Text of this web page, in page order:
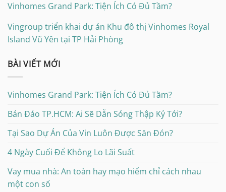
Vinhomes Grand Park: Tiện Ích Có Đủ Tầm?
Vingroup triển khai dự án Khu đô thị Vinhomes Royal
Island Vũ Yên tại TP Hải Phòng
BÀI VIẾT MỚI
Vinhomes Grand Park: Tiện Ích Có Đủ Tầm?
Bán Đảo TP.HCM: Ai Sẽ Dẫn Sóng Thập Kỷ Tới?
Tại Sao Dự Án Của Vin Luôn Được Săn Đón?
4 Ngày Cuối Để Không Lo Lãi Suất
Vay mua nhà: An toàn hay mạo hiểm chỉ cách nhau
một con số